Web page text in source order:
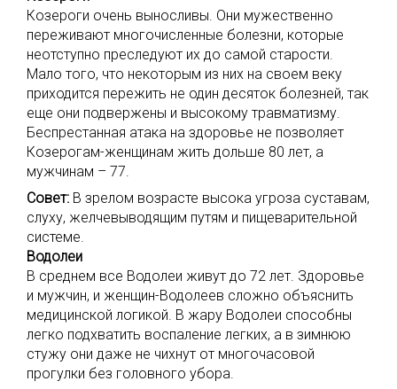
Козероги очень выносливы. Они мужественно
переживают многочисленные болезни, которые
неотступно преследуют их до самой старости.
Мало того, что некоторым из них на своем веку
приходится пережить не один десяток болезней, так
еще они подвержены и высокому травматизму.
Беспрестанная атака на здоровье не позволяет
Козерогам-женщинам жить дольше 80 лет, а
мужчинам – 77.
Совет: В зрелом возрасте высока угроза суставам,
слуху, желчевыводящим путям и пищеварительной
системе.
Водолеи
В среднем все Водолеи живут до 72 лет. Здоровье
и мужчин, и женщин-Водолеев сложно объяснить
медицинской логикой. В жару Водолеи способны
легко подхватить воспаление легких, а в зимнюю
стужу они даже не чихнут от многочасовой
прогулки без головного убора.